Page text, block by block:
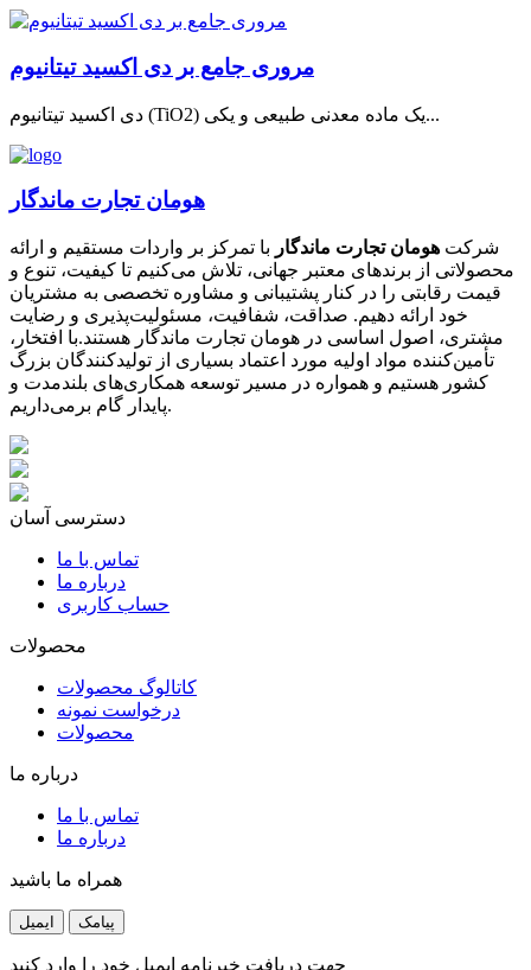
مروری جامع بر دی اکسید تیتانیوم
دی اکسید تیتانیوم (TiO2) یک ماده معدنی طبیعی و یکی...
هومان تجارت ماندگار
شرکت هومان تجارت ماندگار با تمرکز بر واردات مستقیم و ارائه
محصولاتی از برندهای معتبر جهانی، تلاش می‌کنیم تا کیفیت، تنوع و
قیمت رقابتی را در کنار پشتیبانی و مشاوره تخصصی به مشتریان
خود ارائه دهیم. صداقت، شفافیت، مسئولیت‌پذیری و رضایت
مشتری، اصول اساسی در هومان تجارت ماندگار هستند.با افتخار،
تأمین‌کننده مواد اولیه مورد اعتماد بسیاری از تولیدکنندگان بزرگ
کشور هستیم و همواره در مسیر توسعه همکاری‌های بلندمدت و
پایدار گام برمی‌داریم.
دسترسی آسان
تماس با ما
درباره ما
حساب کاربری
محصولات
کاتالوگ محصولات
درخواست نمونه
محصولات
درباره ما
تماس با ما
درباره ما
همراه ما باشید
ایمیل پیامک
جهت دریافت خبرنامه ایمیل خود را وارد کنید